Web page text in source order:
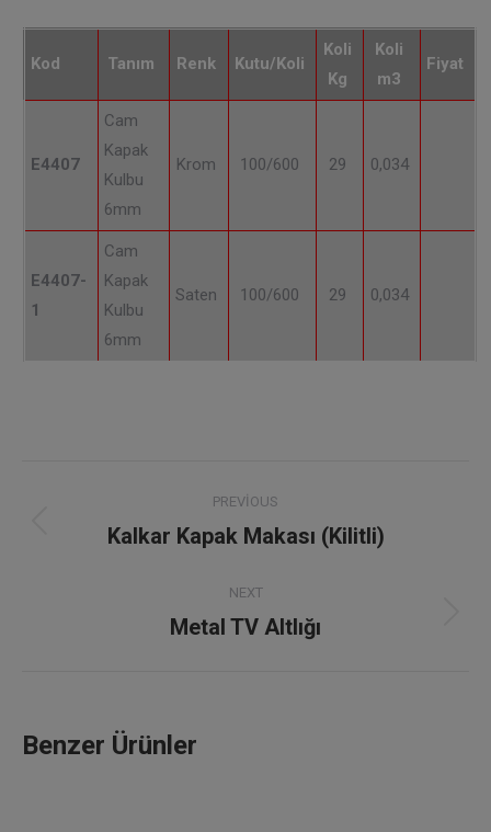
Kod Tanım Renk Kutu/Koli
Koli
Kg
Koli
m3
Fiyat
E4407
Cam
Kapak
Kulbu
6mm
Krom 100/600 29 0,034
E4407-
1
Cam
Kapak
Kulbu
6mm
Saten 100/600 29 0,034
navigation
PREVIOUS
Previous
Kalkar Kapak Makası (Kilitli)
NEXT
Next
Metal TV Altlığı
Benzer Ürünler